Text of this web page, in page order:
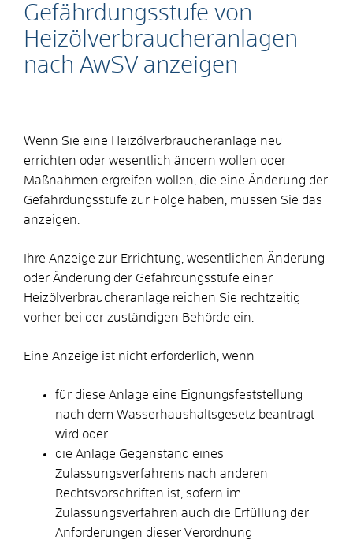
Gefährdungsstufe von
Heizölverbraucheranlagen
nach AwSV anzeigen
Wenn Sie eine Heizölverbraucheranlage neu
errichten oder wesentlich ändern wollen oder
Maßnahmen ergreifen wollen, die eine Änderung der
Gefährdungsstufe zur Folge haben, müssen Sie das
anzeigen.
Ihre Anzeige zur Errichtung, wesentlichen Änderung
oder Änderung der Gefährdungsstufe einer
Heizölverbraucheranlage reichen Sie rechtzeitig
vorher bei der zuständigen Behörde ein.
Eine Anzeige ist nicht erforderlich, wenn
für diese Anlage eine Eignungsfeststellung
nach dem Wasserhaushaltsgesetz beantragt
wird oder
die Anlage Gegenstand eines
Zulassungsverfahrens nach anderen
Rechtsvorschriften ist, sofern im
Zulassungsverfahren auch die Erfüllung der
Anforderungen dieser Verordnung